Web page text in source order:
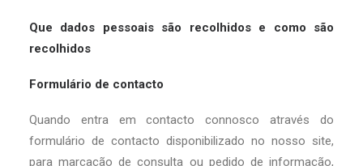
Que dados pessoais são recolhidos e como são
recolhidos
Formulário de contacto
Quando entra em contacto connosco através do
formulário de contacto disponibilizado no nosso site,
para marcação de consulta ou pedido de informação,